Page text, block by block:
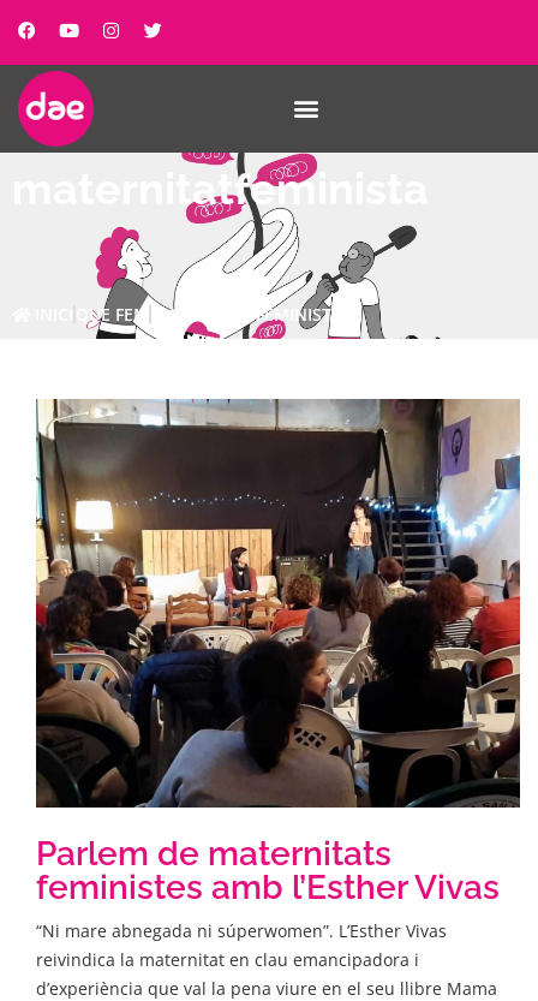
maternitatfeminista
QUE FEM MATERNITATFEMINISTA
Parlem de maternitats
feministes amb l’Esther Vivas
“Ni mare abnegada ni súperwomen”. L’Esther Vivas
reivindica la maternitat en clau emancipadora i
d’experiència que val la pena viure en el seu llibre Mama